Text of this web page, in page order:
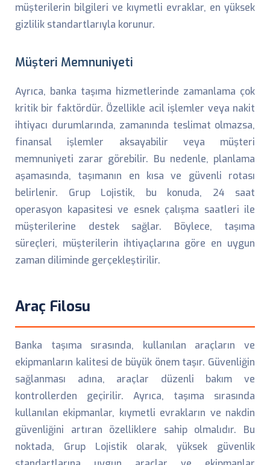
müşterilerin bilgileri ve kıymetli evraklar, en yüksek
gizlilik standartlarıyla korunur.
Müşteri Memnuniyeti
Ayrıca, banka taşıma hizmetlerinde zamanlama çok
kritik bir faktördür. Özellikle acil işlemler veya nakit
ihtiyacı durumlarında, zamanında teslimat olmazsa,
finansal işlemler aksayabilir veya müşteri
memnuniyeti zarar görebilir. Bu nedenle, planlama
aşamasında, taşımanın en kısa ve güvenli rotası
belirlenir. Grup Lojistik, bu konuda, 24 saat
operasyon kapasitesi ve esnek çalışma saatleri ile
müşterilerine destek sağlar. Böylece, taşıma
süreçleri, müşterilerin ihtiyaçlarına göre en uygun
zaman diliminde gerçekleştirilir.
Araç Filosu
Banka taşıma sırasında, kullanılan araçların ve
ekipmanların kalitesi de büyük önem taşır. Güvenliğin
sağlanması adına, araçlar düzenli bakım ve
kontrollerden geçirilir. Ayrıca, taşıma sırasında
kullanılan ekipmanlar, kıymetli evrakların ve nakdin
güvenliğini artıran özelliklere sahip olmalıdır. Bu
noktada, Grup Lojistik olarak, yüksek güvenlik